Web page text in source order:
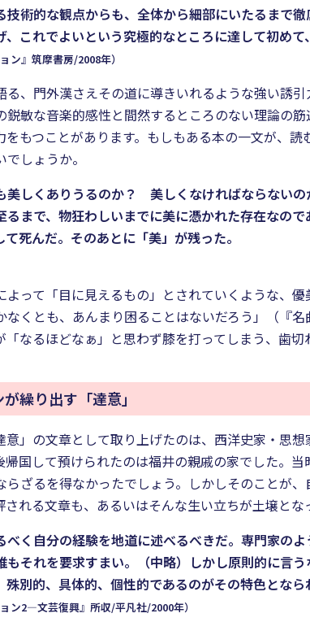
術的な観点からも、全体から細部にいたるまで
これでよいという究極的なところに達して初め
ン』筑摩書房/2008年）
る、門外漢さえその道に導きいれるような強い誘
敏な音楽的感性と間然するところのない理論の
もつことがあります。もしもある本の一文が、
しょうか。
美しくありうるのか？ 美しくなければならない
まで、物狂わしいまでに美に憑かれた存在なの
死んだ。そのあとに「美」が残った。
って「目に見えるもの」とされていくような、
くとも、あんまり困ることはないだろう」（『
なるほどなぁ」と思わず膝を打ってしまう、歯切
繰り出す「達意」
意」の文章として取り上げたのは、西洋史家・思
国して預けられたのは福井の親戚の家でした。
ざるを得なかったでしょう。しかしそのことが
れる文章も、あるいはそんな生い立ちが土壌とな
べく自分の経験を地道に述べるべきだ。専門家の
それを要求すまい。（中略）しかし原則的に言
別的、具体的、個性的であるのがその特色となら
ン2―文芸復興』所収/平凡社/2000年）